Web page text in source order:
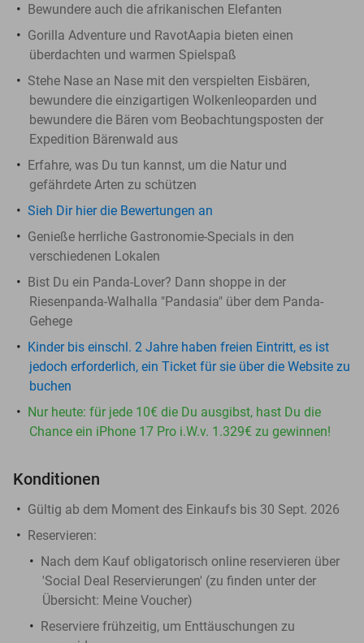
Bewundere auch die afrikanischen Elefanten
Gorilla Adventure und RavotAapia bieten einen
überdachten und warmen Spielspaß
Stehe Nase an Nase mit den verspielten Eisbären,
bewundere die einzigartigen Wolkenleoparden und
bewundere die Bären vom Beobachtungsposten der
Expedition Bärenwald aus
Erfahre, was Du tun kannst, um die Natur und
gefährdete Arten zu schützen
Sieh Dir hier die Bewertungen an
Genieße herrliche Gastronomie-Specials in den
verschiedenen Lokalen
Bist Du ein Panda-Lover? Dann shoppe in der
Riesenpanda-Walhalla "Pandasia" über dem Panda-
Gehege
Kinder bis einschl. 2 Jahre haben freien Eintritt, es ist
jedoch erforderlich, ein Ticket für sie über die Website zu
buchen
Nur heute: für jede 10€ die Du ausgibst, hast Du die
Chance ein iPhone 17 Pro i.W.v. 1.329€ zu gewinnen!
Konditionen
Gültig ab dem Moment des Einkaufs bis 30 Sept. 2026
Reservieren:
Nach dem Kauf obligatorisch online reservieren über
'Social Deal Reservierungen' (zu finden unter der
Übersicht: Meine Voucher)
Reserviere frühzeitig, um Enttäuschungen zu